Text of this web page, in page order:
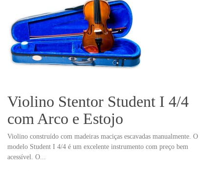
Violino Stentor Student I 4/4
com Arco e Estojo
Violino construído com madeiras maciças escavadas manualmente. O
modelo Student I 4/4 é um excelente instrumento com preço bem
acessível. O...